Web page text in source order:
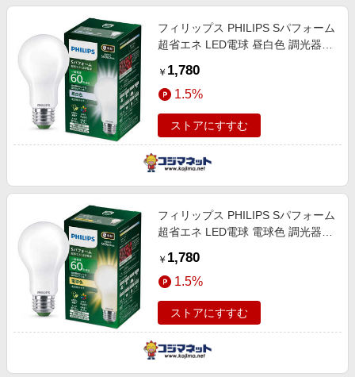
フィリップス PHILIPS Sパフォーム
超省エネ LED電球 昼白色 調光器対
1個 全方向タイプ SPFD60W
￥ 1,780
1.5%
ストアにすすむ
フィリップス PHILIPS Sパフォーム
超省エネ LED電球 電球色 調光器対
1個 全方向タイプ SPFD60Y
￥ 1,780
1.5%
ストアにすすむ